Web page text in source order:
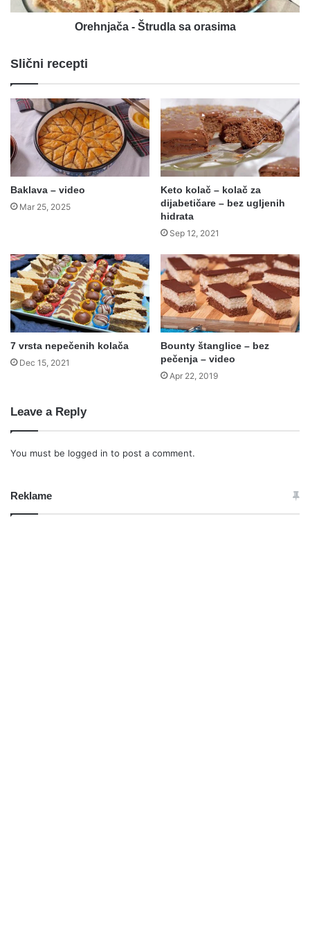
Orehnjača - Štrudla sa orasima
Slični recepti
Baklava – video
Mar 25, 2025
Keto kolač – kolač za
dijabetičare – bez ugljenih
hidrata
Sep 12, 2021
7 vrsta nepečenih kolača
Dec 15, 2021
Bounty štanglice – bez
pečenja – video
Apr 22, 2019
Leave a Reply
You must be logged in to post a comment.
Reklame